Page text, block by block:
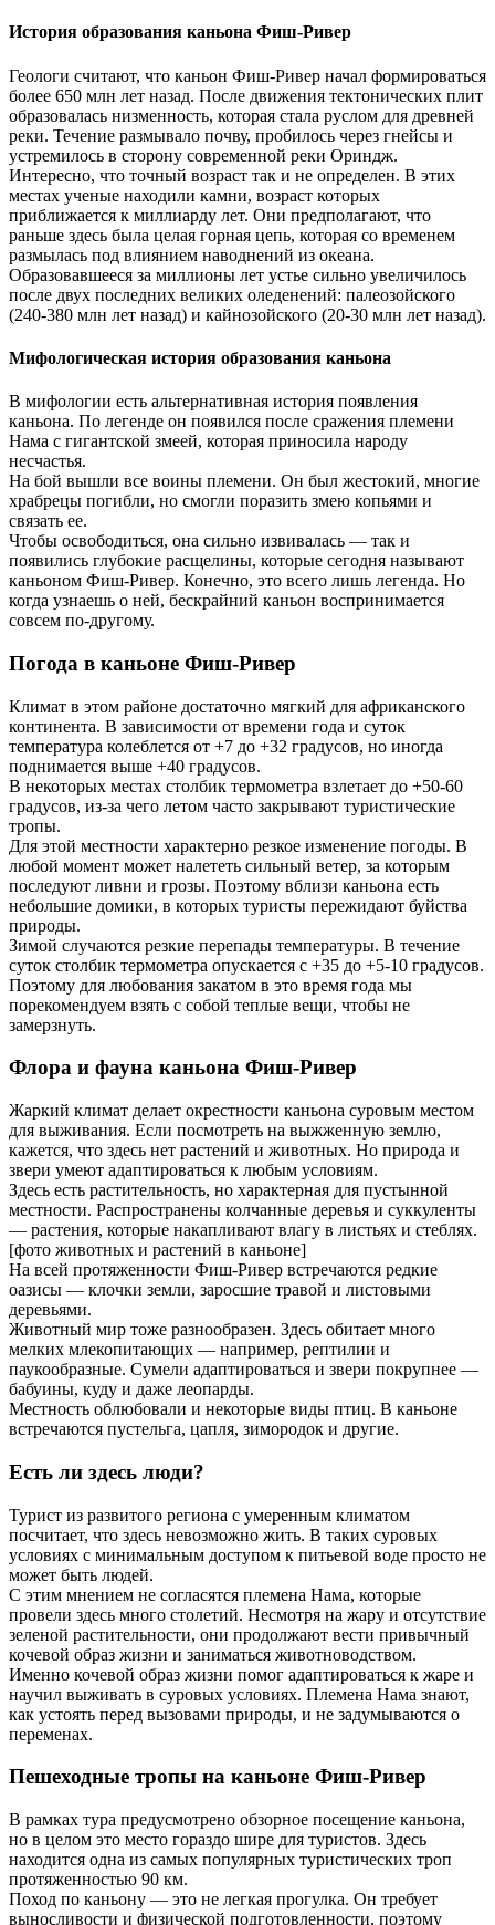
История образования каньона Фиш-Ривер
Геологи считают, что каньон Фиш-Ривер начал формироваться
более 650 млн лет назад. После движения тектонических плит
образовалась низменность, которая стала руслом для древней
реки. Течение размывало почву, пробилось через гнейсы и
устремилось в сторону современной реки Ориндж.
Интересно, что точный возраст так и не определен. В этих
местах ученые находили камни, возраст которых
приближается к миллиарду лет. Они предполагают, что
раньше здесь была целая горная цепь, которая со временем
размылась под влиянием наводнений из океана.
Образовавшееся за миллионы лет устье сильно увеличилось
после двух последних великих оледенений: палеозойского
(240-380 млн лет назад) и кайнозойского (20-30 млн лет назад).
Мифологическая история образования каньона
В мифологии есть альтернативная история появления
каньона. По легенде он появился после сражения племени
Нама с гигантской змеей, которая приносила народу
несчастья.
На бой вышли все воины племени. Он был жестокий, многие
храбрецы погибли, но смогли поразить змею копьями и
связать ее.
Чтобы освободиться, она сильно извивалась — так и
появились глубокие расщелины, которые сегодня называют
каньоном Фиш-Ривер. Конечно, это всего лишь легенда. Но
когда узнаешь о ней, бескрайний каньон воспринимается
совсем по-другому.
Погода в каньоне Фиш-Ривер
Климат в этом районе достаточно мягкий для африканского
континента. В зависимости от времени года и суток
температура колеблется от +7 до +32 градусов, но иногда
поднимается выше +40 градусов.
В некоторых местах столбик термометра взлетает до +50-60
градусов, из-за чего летом часто закрывают туристические
тропы.
Для этой местности характерно резкое изменение погоды. В
любой момент может налететь сильный ветер, за которым
последуют ливни и грозы. Поэтому вблизи каньона есть
небольшие домики, в которых туристы пережидают буйства
природы.
Зимой случаются резкие перепады температуры. В течение
суток столбик термометра опускается с +35 до +5-10 градусов.
Поэтому для любования закатом в это время года мы
порекомендуем взять с собой теплые вещи, чтобы не
замерзнуть.
Флора и фауна каньона Фиш-Ривер
Жаркий климат делает окрестности каньона суровым местом
для выживания. Если посмотреть на выжженную землю,
кажется, что здесь нет растений и животных. Но природа и
звери умеют адаптироваться к любым условиям.
Здесь есть растительность, но характерная для пустынной
местности. Распространены колчанные деревья и суккуленты
— растения, которые накапливают влагу в листьях и стеблях.
[фото животных и растений в каньоне]
На всей протяженности Фиш-Ривер встречаются редкие
оазисы — клочки земли, заросшие травой и листовыми
деревьями.
Животный мир тоже разнообразен. Здесь обитает много
мелких млекопитающих — например, рептилии и
паукообразные. Сумели адаптироваться и звери покрупнее —
бабуины, куду и даже леопарды.
Местность облюбовали и некоторые виды птиц. В каньоне
встречаются пустельга, цапля, зимородок и другие.
Есть ли здесь люди?
Турист из развитого региона с умеренным климатом
посчитает, что здесь невозможно жить. В таких суровых
условиях с минимальным доступом к питьевой воде просто не
может быть людей.
С этим мнением не согласятся племена Нама, которые
провели здесь много столетий. Несмотря на жару и отсутствие
зеленой растительности, они продолжают вести привычный
кочевой образ жизни и заниматься животноводством.
Именно кочевой образ жизни помог адаптироваться к жаре и
научил выживать в суровых условиях. Племена Нама знают,
как устоять перед вызовами природы, и не задумываются о
переменах.
Пешеходные тропы на каньоне Фиш-Ривер
В рамках тура предусмотрено обзорное посещение каньона,
но в целом это место гораздо шире для туристов. Здесь
находится одна из самых популярных туристических троп
протяженностью 90 км.
Поход по каньону — это не легкая прогулка. Он требует
выносливости и физической подготовленности, поэтому